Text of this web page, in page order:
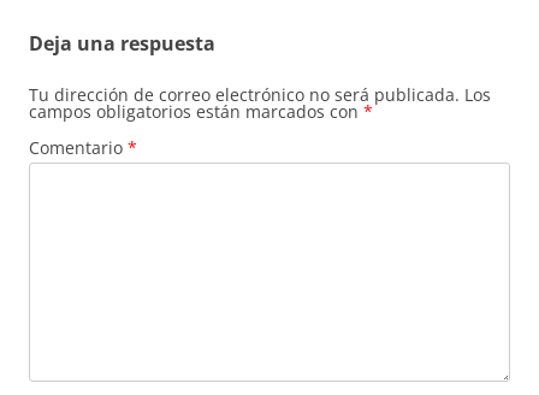
Deja una respuesta
Tu dirección de correo electrónico no será publicada. Los
campos obligatorios están marcados con *
Comentario *